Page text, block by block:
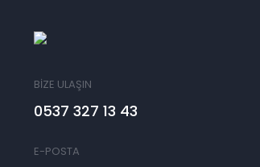
BİZE ULAŞIN
0537 327 13 43
E-POSTA